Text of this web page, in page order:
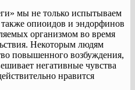
мы не только испытываем
опиоидов и эндорфинов
организмом во время
Некоторым людям
повышенного возбуждения,
негативные чувства
нравится